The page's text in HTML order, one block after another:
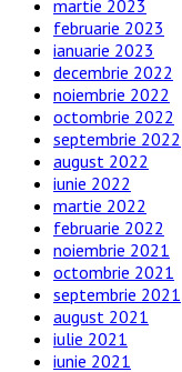
martie 2023
februarie 2023
ianuarie 2023
decembrie 2022
noiembrie 2022
octombrie 2022
septembrie 2022
august 2022
iunie 2022
martie 2022
februarie 2022
noiembrie 2021
octombrie 2021
septembrie 2021
august 2021
iulie 2021
iunie 2021